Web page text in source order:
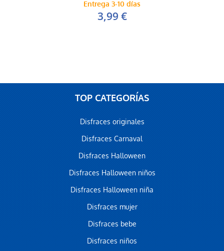
Entrega 3-10 días
3,99 €
TOP CATEGORÍAS
Disfraces originales
Disfraces Carnaval
Disfraces Halloween
Disfraces Halloween niños
Disfraces Halloween niña
Disfraces mujer
Disfraces bebe
Disfraces niños